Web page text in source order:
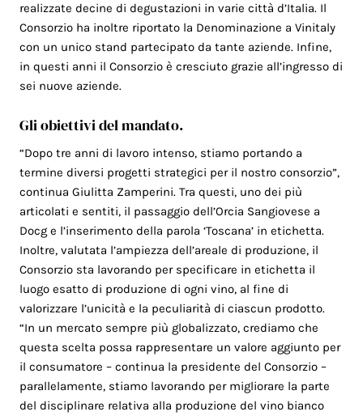
realizzate decine di degustazioni in varie città d’Italia. Il
Consorzio ha inoltre riportato la Denominazione a Vinitaly
con un unico stand partecipato da tante aziende. Infine,
in questi anni il Consorzio è cresciuto grazie all’ingresso di
sei nuove aziende.
Gli obiettivi del mandato.
“Dopo tre anni di lavoro intenso, stiamo portando a
termine diversi progetti strategici per il nostro consorzio”,
continua Giulitta Zamperini. Tra questi, uno dei più
articolati e sentiti, il passaggio dell’Orcia Sangiovese a
Docg e l’inserimento della parola ‘Toscana’ in etichetta.
Inoltre, valutata l’ampiezza dell’areale di produzione, il
Consorzio sta lavorando per specificare in etichetta il
luogo esatto di produzione di ogni vino, al fine di
valorizzare l’unicità e la peculiarità di ciascun prodotto.
“In un mercato sempre più globalizzato, crediamo che
questa scelta possa rappresentare un valore aggiunto per
il consumatore – continua la presidente del Consorzio –
parallelamente, stiamo lavorando per migliorare la parte
del disciplinare relativa alla produzione del vino bianco